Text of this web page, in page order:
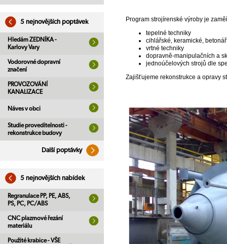
5 nejnovějších poptávek
Hledám ZEDNÍKA -
Karlovy Vary
Vodorovné dopravní
značení
PROVOZOVÁNÍ
KANALIZACE
Náves v obci
Studie proveditelnosti -
rekonstrukce budovy
Další poptávky
5 nejnovějších nabídek
Regranulace PP, PE, ABS,
PS, PC, PC/ABS
CNC plazmové řezání
materiálu
Použité krabice - VŠE
Program strojírenské výroby je
tepelné techniky
cihlářské, keramické,
vrtné techniky
dopravně-manipulačních a
jednoúčelových strojů dle
Zajišťujeme rekonstrukce a opravy